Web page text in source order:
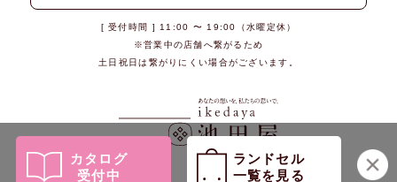
カタログ
受付中
ランドセル
一覧を見る
[ 受付時間 ] 11:00 〜 19:00（水曜定休）
※営業中の店舗へ繋がるため
土日祝日は繋がりにくい場合がございます。